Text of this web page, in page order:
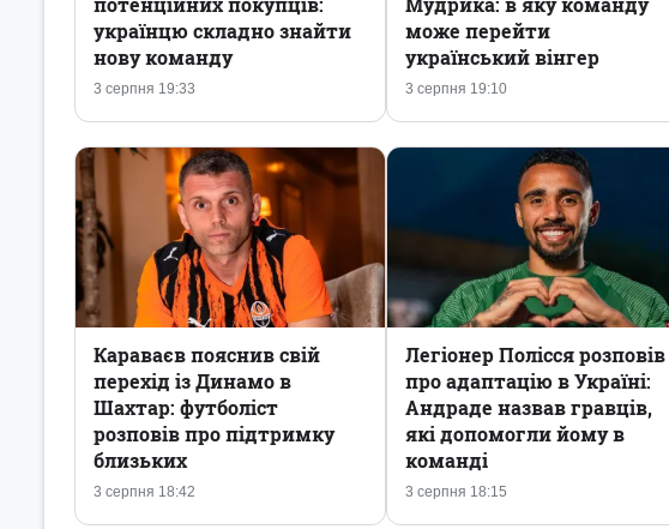
3 серпня 19:33
українцю складно знайти
нову команду
3 серпня 19:10
може перейти
український вінгер
3 серпня 18:42
Караваєв пояснив свій
перехід із Динамо в
Шахтар: футболіст
розповів про підтримку
близьких
3 серпня 18:15
Легіонер Полісся розповів
про адаптацію в Україні:
Андраде назвав гравців,
які допомогли йому в
команді